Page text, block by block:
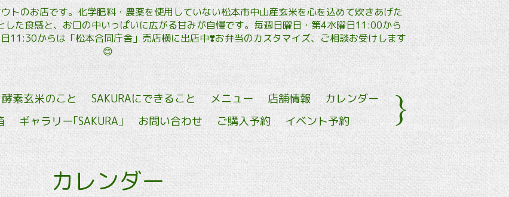
トのお店です。化学肥料・農薬を使用していない松本市中山産玄米を心を込めて炊きあげた
た食感と、お口の中いっぱいに広がる甘みが自慢です。毎週日曜日・第4水曜日11:00から
11:30からは「松本合同庁舎」売店横に出店中❣️お弁当のカスタマイズ、ご相談お受けします
😊
酵素玄米のこと SAKURAにできること メニュー 店舗情報
カレンダー
ギャラリー｢SAKURA｣ お問い合わせ ご購入予約 イベント予約
カレンダー